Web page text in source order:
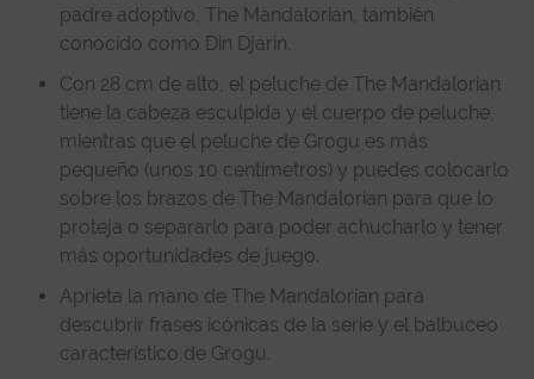
padre adoptivo, The Mandalorian, también
conocido como Din Djarin.
Con 28 cm de alto, el peluche de The Mandalorian
tiene la cabeza esculpida y el cuerpo de peluche,
mientras que el peluche de Grogu es más
pequeño (unos 10 centímetros) y puedes colocarlo
sobre los brazos de The Mandalorian para que lo
proteja o separarlo para poder achucharlo y tener
más oportunidades de juego.
Aprieta la mano de The Mandalorian para
descubrir frases icónicas de la serie y el balbuceo
característico de Grogu.